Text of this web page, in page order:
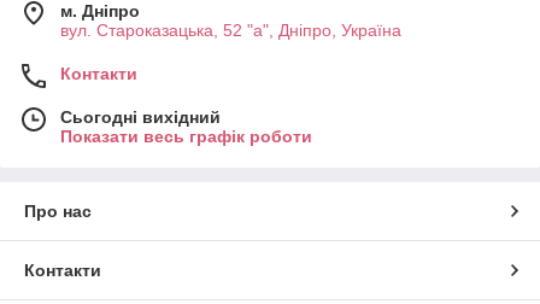
м. Дніпро
вул. Староказацька, 52 "а", Дніпро, Україна
Контакти
Сьогодні вихідний
Показати весь графік роботи
Про нас
Контакти